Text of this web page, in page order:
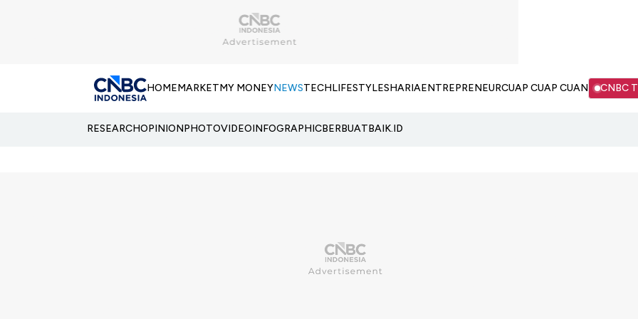
HOMEMARKETMY MONEYNEWSTECHLIFESTYLESHARIAENTREPRENEURCUAP CUAP CUAN CNBC
RESEARCHOPINIONPHOTOVIDEOINFOGRAPHICBERBUATBAIK.ID